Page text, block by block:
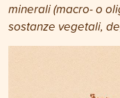
minerali (macro- o
sostanze vegetali,